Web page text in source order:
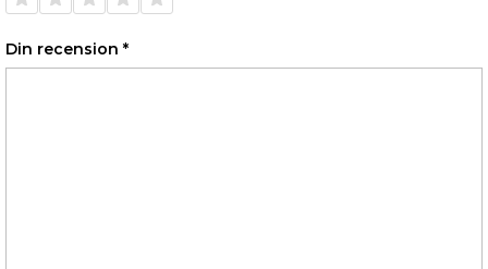
stjärnorstjärnorstjärnorstjärnorstjärnor
Din recension *